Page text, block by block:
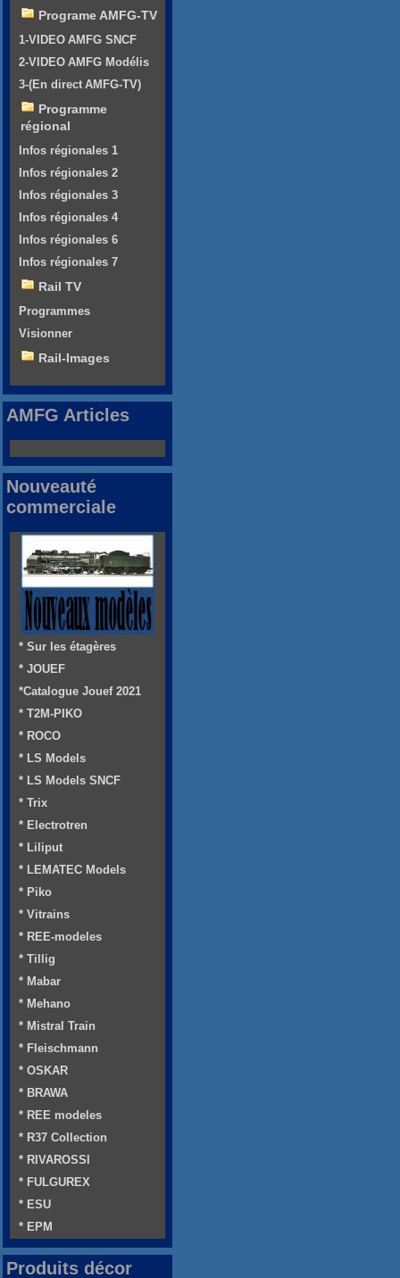
Programe AMFG-TV
1-VIDEO AMFG SNCF
2-VIDEO AMFG Modélis
3-(En direct AMFG-TV)
Programme
régional
Infos régionales 1
Infos régionales 2
Infos régionales 3
Infos régionales 4
Infos régionales 6
Infos régionales 7
Rail TV
Programmes
Visionner
Rail-Images
AMFG Articles
Nouveauté
commerciale
* Sur les étagères
* JOUEF
*Catalogue Jouef 2021
* T2M-PIKO
* ROCO
* LS Models
* LS Models SNCF
* Trix
* Electrotren
* Liliput
* LEMATEC Models
* Piko
* Vitrains
* REE-modeles
* Tillig
* Mabar
* Mehano
* Mistral Train
* Fleischmann
* OSKAR
* BRAWA
* REE modeles
* R37 Collection
* RIVAROSSI
* FULGUREX
* ESU
* EPM
Produits décor